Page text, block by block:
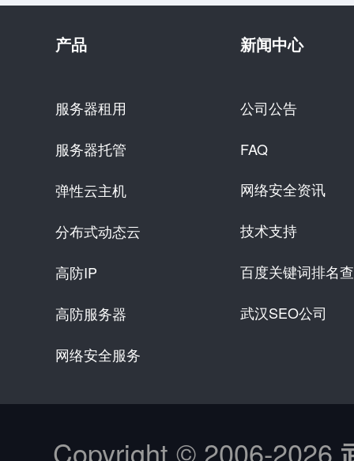
产品
服务器租用
服务器托管
弹性云主机
分布式动态云
高防IP
高防服务器
网络安全服务
新闻中心
公司公告
FAQ
网络安全资讯
技术支持
百度关键词排名
武汉SEO公司
Copyright © 2006-2026